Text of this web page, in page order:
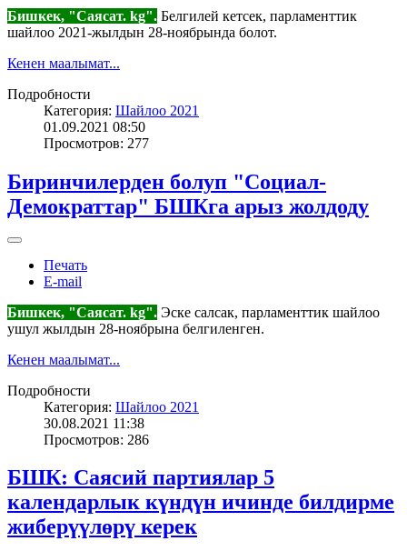
Бишкек, "Саясат. kg". Белгилей кетсек, парламенттик
шайлоо 2021-жылдын 28-ноябрында болот.
Кенен маалымат...
Подробности
Категория: Шайлоо 2021
01.09.2021 08:50
Просмотров: 277
Биринчилерден болуп "Социал-
Демократтар" БШКга арыз жолдоду
Печать
E-mail
Бишкек, "Саясат. kg". Эске салсак, парламенттик шайлоо
ушул жылдын 28-ноябрына белгиленген.
Кенен маалымат...
Подробности
Категория: Шайлоо 2021
30.08.2021 11:38
Просмотров: 286
БШК: Саясий партиялар 5
календарлык күндүн ичинде билдирме
жиберүүлөрү керек